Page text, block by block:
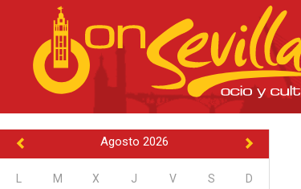
Agosto 2026
M X J V S D